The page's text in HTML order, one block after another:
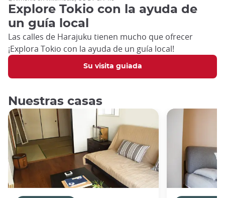
Explore Tokio con la ayuda de
un guía local
Las calles de Harajuku tienen mucho que ofrecer
¡Explora Tokio con la ayuda de un guía local!
Su visita guiada
Nuestras casas